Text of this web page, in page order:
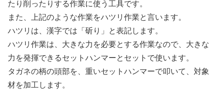
たり削ったりする作業に使う工具です。
また、上記のような作業をハツリ作業と言います。
ハツリは、漢字では「斫り」と表記します。
ハツリ作業は、大きな力を必要とする作業なので、大きな
力を発揮できるセットハンマーとセットで使います。
タガネの柄の頭部を、重いセットハンマーで叩いて、対象
材を加工します。